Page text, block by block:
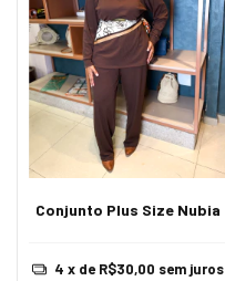
Conjunto Plus Size Nubia
4 x de R$30,00 sem juros